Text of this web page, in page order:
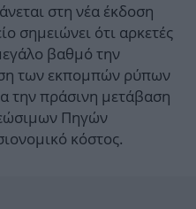
στη νέα έκδοση
σημειώνει ότι αρκετές
βαθμό την
των εκπομπών ρύπων
την πράσινη μετάβαση
Πηγών
κόστος.